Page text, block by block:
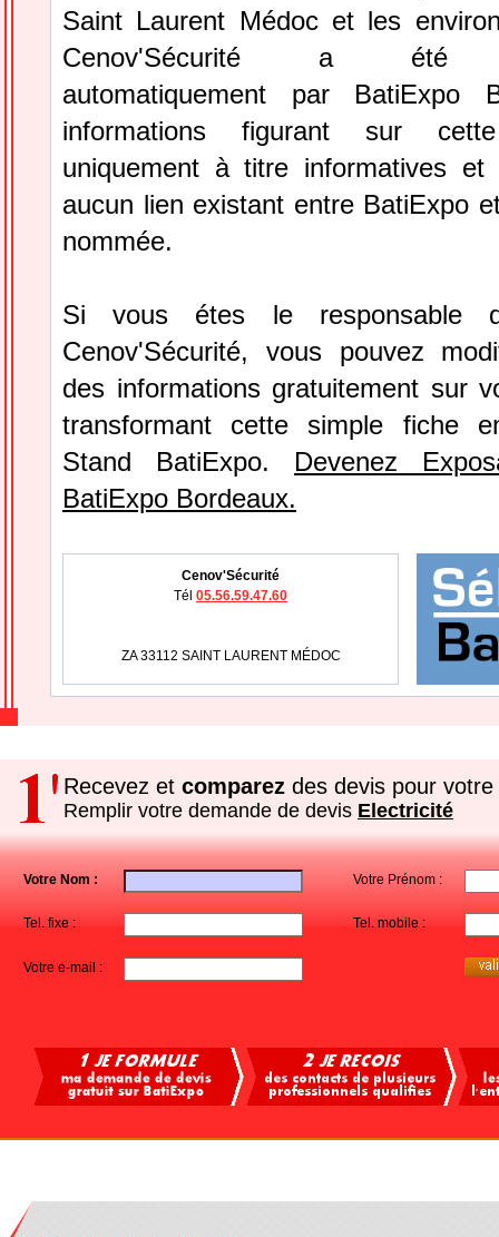
Saint Laurent Médoc et les
Cenov'Sécurité a été
automatiquement par BatiExpo
informations figurant sur
uniquement à titre informatives et
aucun lien existant entre BatiExpo
nommée.
Si vous étes le responsable
Cenov'Sécurité, vous pouvez
des informations gratuitement sur
transformant cette simple fiche
Stand BatiExpo. Devenez
BatiExpo Bordeaux.
Cenov'Sécurité
Tél 05.56.59.47.60
ZA 33112 SAINT LAURENT MÉDOC
Recevez et comparez des devis pour votre
Remplir votre demande de devis Electricité
Votre Nom : Votre Prénom :
Tel. fixe : Tel. mobile :
Votre e-mail :